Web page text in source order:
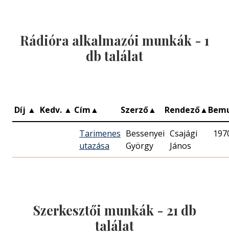
Rádióra alkalmazói munkák - 1
db találat
Díj ▲ Kedv. ▲ Cím▲ Szerző▲ Rendező▲
Tarimenes
utazása
Bessenyei
György
Csajági
János
Szerkesztői munkák - 21 db
találat